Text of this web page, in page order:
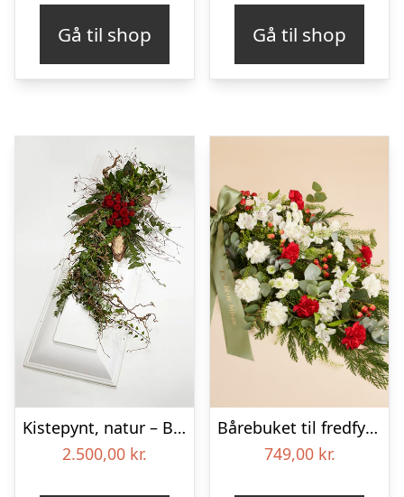
Gå til shop Gå til shop
Kistepynt, natur – Blomster til begravelse
2.500,00 kr.
Bårebuket til fredfyldt kærlighed med bånd
749,00 kr.